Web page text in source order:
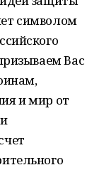
символом
Вас
и мир от